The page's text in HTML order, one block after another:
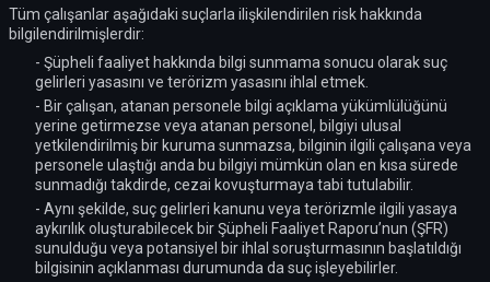
Tüm çalışanlar aşağıdaki suçlarla ilişkilendirilen risk hakkında
bilgilendirilmişlerdir:
- Şüpheli faaliyet hakkında bilgi sunmama sonucu olarak suç
gelirleri yasasını ve terörizm yasasını ihlal etmek.
- Bir çalışan, atanan personele bilgi açıklama yükümlülüğünü
yerine getirmezse veya atanan personel, bilgiyi ulusal
yetkilendirilmiş bir kuruma sunmazsa, bilginin ilgili çalışana veya
personele ulaştığı anda bu bilgiyi mümkün olan en kısa sürede
sunmadığı takdirde, cezai kovuşturmaya tabi tutulabilir.
- Aynı şekilde, suç gelirleri kanunu veya terörizmle ilgili yasaya
aykırılık oluşturabilecek bir Şüpheli Faaliyet Raporu’nun (ŞFR)
sunulduğu veya potansiyel bir ihlal soruşturmasının başlatıldığı
bilgisinin açıklanması durumunda da suç işleyebilirler.